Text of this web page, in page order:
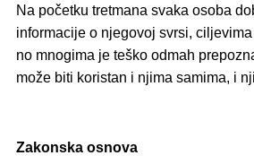
Na početku tretmana svaka osoba
informacije o njegovoj svrsi,
no mnogima je teško odmah
može biti koristan i njima samima, i
Zakonska osnova